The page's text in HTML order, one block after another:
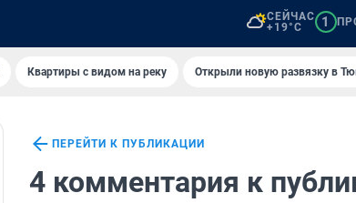
СЕЙЧАС
+19°C
1
Квартиры с видом на реку Открыли новую развязку в
ПЕРЕЙТИ К ПУБЛИКАЦИИ
4 комментария к